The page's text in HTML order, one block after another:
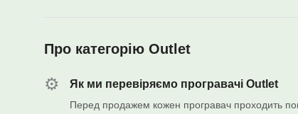
Про категорію Outlet
⚙️ Як ми перевіряємо програвачі Outlet
Перед продажем кожен програвач проходить